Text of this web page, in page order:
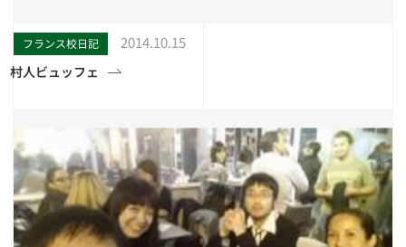
フランス校日記 2014.10.15
村人ビュッフェ